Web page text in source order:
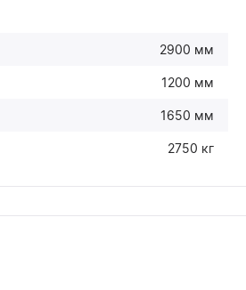
2900 мм
1200 мм
1650 мм
2750 кг